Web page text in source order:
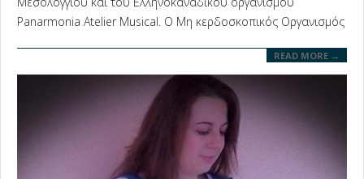
Panarmonia Atelier Musical. Ο Μη κερδοσκοπικός Οργανισμός
READ MORE →